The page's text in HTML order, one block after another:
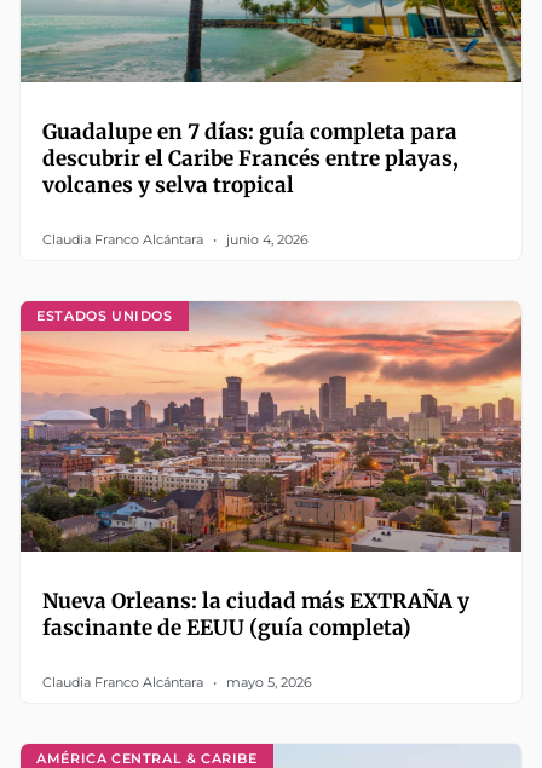
Guadalupe en 7 días: guía completa para
descubrir el Caribe Francés entre playas,
volcanes y selva tropical
Claudia Franco Alcántara junio 4, 2026
ESTADOS UNIDOS
Nueva Orleans: la ciudad más EXTRAÑA y
fascinante de EEUU (guía completa)
Claudia Franco Alcántara mayo 5, 2026
AMÉRICA CENTRAL & CARIBE